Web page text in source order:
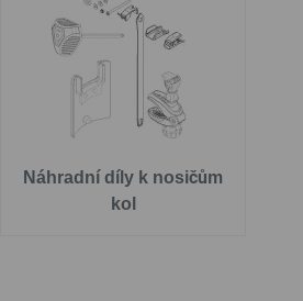
Náhradní díly k nosičům
kol